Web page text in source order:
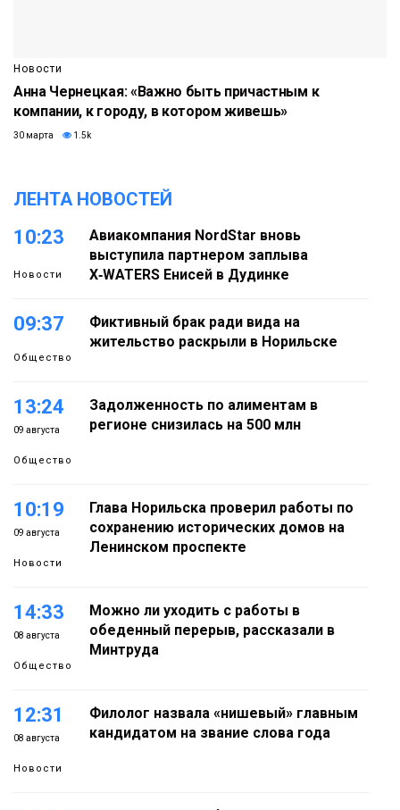
Новости
Анна Чернецкая: «Важно быть причастным к
компании, к городу, в котором живешь»
30 марта 1.5k
ЛЕНТА НОВОСТЕЙ
10:23
Новости
Авиакомпания NordStar вновь
выступила партнером заплыва
X‑WATERS Енисей в Дудинке
09:37
Общество
Фиктивный брак ради вида на
жительство раскрыли в Норильске
13:24
09 августа
Общество
Задолженность по алиментам в
регионе снизилась на 500 млн
10:19
09 августа
Новости
Глава Норильска проверил работы по
сохранению исторических домов на
Ленинском проспекте
14:33
08 августа
Общество
Можно ли уходить с работы в
обеденный перерыв, рассказали в
Минтруда
12:31
08 августа
Новости
Филолог назвала «нишевый» главным
кандидатом на звание слова года